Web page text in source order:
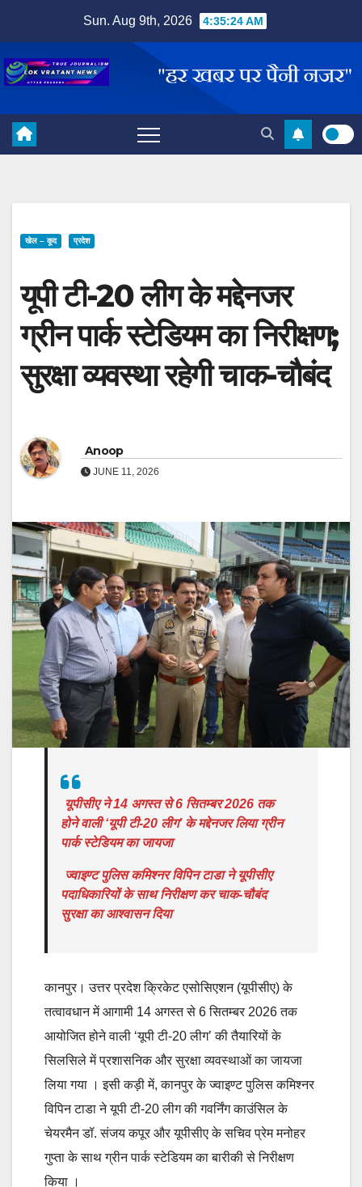
content
Sun. Aug 9th, 2026 4:35:25 AM
खेल – कूद प्रदेश
यूपी टी-20 लीग के मद्देनजर
ग्रीन पार्क स्टेडियम का निरीक्षण;
सुरक्षा व्यवस्था रहेगी चाक-चौबंद
Anoop
JUNE 11, 2026
यूपीसीए ने 14 अगस्त से 6 सितम्बर 2026 तक
होने वाली ‘यूपी टी-20 लीग’ के मद्देनजर लिया ग्रीन
पार्क स्टेडियम का जायजा
ज्वाइण्ट पुलिस कमिश्नर विपिन टाडा ने यूपीसीए
पदाधिकारियों के साथ निरीक्षण कर चाक-चौबंद
सुरक्षा का आश्वासन दिया
कानपुर। उत्तर प्रदेश क्रिकेट एसोसिएशन (यूपीसीए) के
तत्वावधान में आगामी 14 अगस्त से 6 सितम्बर 2026 तक
आयोजित होने वाली ‘यूपी टी-20 लीग’ की तैयारियों के
सिलसिले में प्रशासनिक और सुरक्षा व्यवस्थाओं का जायजा
लिया गया । इसी कड़ी में, कानपुर के ज्वाइण्ट पुलिस कमिश्नर
विपिन टाडा ने यूपी टी-20 लीग की गवर्निंग काउंसिल के
चेयरमैन डॉ. संजय कपूर और यूपीसीए के सचिव प्रेम मनोहर
गुप्ता के साथ ग्रीन पार्क स्टेडियम का बारीकी से निरीक्षण
किया ।